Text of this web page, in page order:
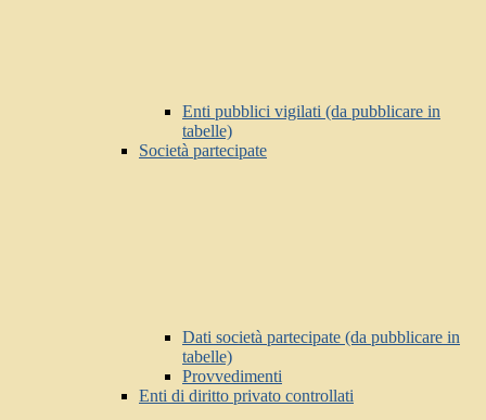
Enti pubblici vigilati (da pubblicare in
tabelle)
Società partecipate
Dati società partecipate (da pubblicare in
tabelle)
Provvedimenti
Enti di diritto privato controllati